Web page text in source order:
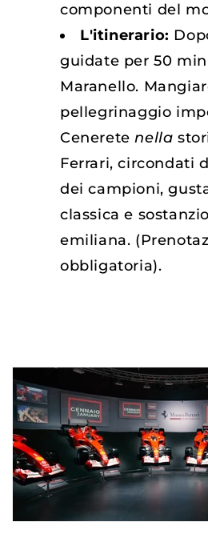
componenti del
L'itinerario:
guidate per 50
Maranello.
pellegrinaggio
Ceneretenella
Ferrari, circondati
dei campioni,
classica e
emiliana.
obbligatoria).